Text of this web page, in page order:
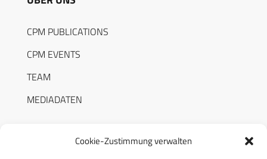
Cookie-Zustimmung verwalten
CPM PUBLICATIONS
CPM EVENTS
TEAM
MEDIADATEN